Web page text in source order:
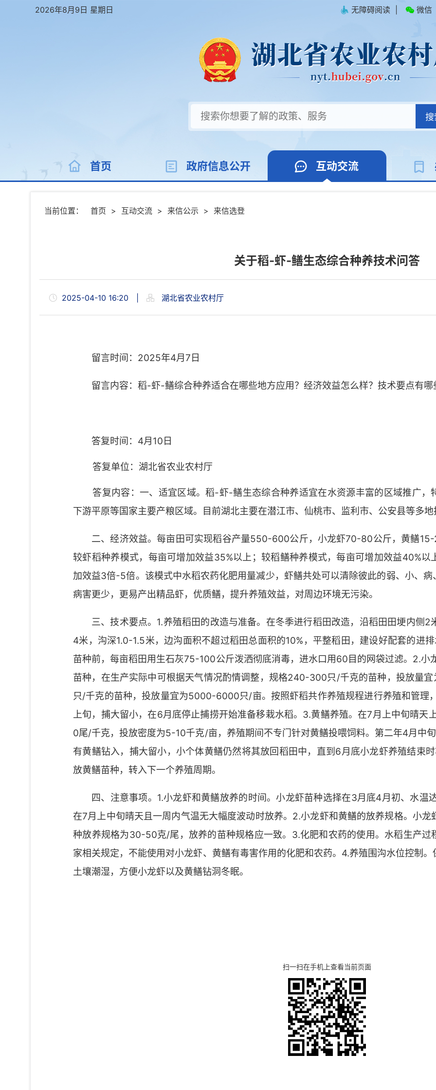
2026年8月9日 星期日 无障碍阅读 微信
首页 政府信息公开 互动交流
当前位置： 首页 > 互动交流 > 来信公示 > 来信选登
关于稻-虾-鳝生态综合种养技术问答
2025-04-10 16:20 湖北省农业农村厅
留言时间：2025年4月7日
留言内容： 稻-虾-鳝综合种养适合在哪些地方应用？经济效益怎么样？技术要点有哪
答复时间：4月10日
答复单位：湖北省农业农村厅
答复内容：一、适宜区域。稻-虾-鳝生态综合种养适宜在水资源丰富的区域推广，
下游平原等国家主要产粮区域。目前湖北主要在潜江市、仙桃市、监利市、公安县等多
二、经济效益。每亩田可实现稻谷产量550-600公斤，小龙虾70-80公斤，黄鳝
较虾稻种养模式，每亩可增加效益35%以上；较稻鳝种养模式，每亩可增加效益40%
加效益3倍-5倍。该模式中水稻农药化肥用量减少，虾鳝共处可以清除彼此的弱、小、
病害更少，更易产出精品虾，优质鳝，提升养殖效益，对周边环境无污染。
三、技术要点。1.养殖稻田的改造与准备。在冬季进行稻田改造，沿稻田田埂内侧
4米，沟深1.0-1.5米，边沟面积不超过稻田总面积的10%，平整稻田，建设好配套的进
苗种前，每亩稻田用生石灰75-100公斤泼洒彻底消毒，进水口用60目的网袋过滤。2.小
苗种，在生产实际中可根据天气情况酌情调整，规格240-300只/千克的苗种，投放量
只/千克的苗种，投放量宜为5000-6000只/亩。按照虾稻共作养殖规程进行养殖和管理
上旬，捕大留小，在6月底停止捕捞开始准备移栽水稻。3.黄鳝养殖。在7月上中旬晴天
0尾/千克，投放密度为5-10千克/亩，养殖期间不专门针对黄鳝投喂饲料。第二年4月中
有黄鳝钻入，捕大留小，小个体黄鳝仍然将其放回稻田中，直到6月底小龙虾养殖结束
放黄鳝苗种，转入下一个养殖周期。
四、注意事项。1.小龙虾和黄鳝放养的时间。小龙虾苗种选择在3月底4月初、水
在7月上中旬晴天且一周内气温无大幅度波动时放养。2.小龙虾和黄鳝的放养规格。小
种放养规格为30-50克/尾，放养的苗种规格应一致。3.化肥和农药的使用。水稻生产过
家相关规定，不能使用对小龙虾、黄鳝有毒害作用的化肥和农药。4.养殖围沟水位控制
土壤潮湿，方便小龙虾以及黄鳝钻洞冬眠。
扫一扫在手机上查看当前页面